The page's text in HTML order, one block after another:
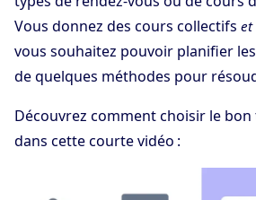
Vous donnez des cours collectifs et
vous souhaitez pouvoir planifier
de quelques méthodes pour
Découvrez comment choisir le
dans cette courte vidéo :